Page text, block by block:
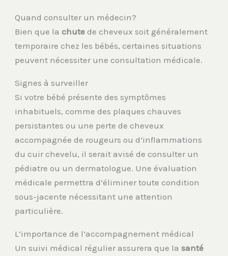
Quand consulter un médecin?
Bien que lachute de cheveux soit généralement
temporaire chez les bébés, certaines situations
peuvent nécessiter une consultation médicale.
Signes à surveiller
Si votre bébé présente des symptômes
inhabituels, comme des plaques chauves
persistantes ou une perte de cheveux
accompagnée de rougeurs ou d’inflammations
du cuir chevelu, il serait avisé de consulter un
pédiatre ou un dermatologue. Une évaluation
médicale permettra d’éliminer toute condition
sous-jacente nécessitant une attention
particulière.
L’importance de l’accompagnement médical
Un suivi médical régulier assurera que la santé